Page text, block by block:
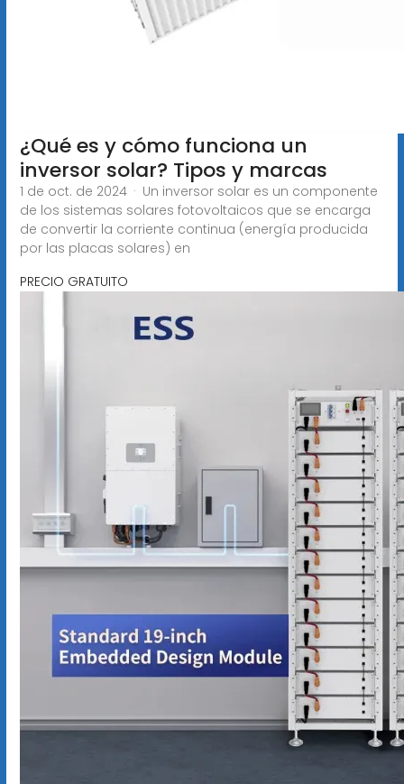
¿Qué es y cómo funciona un
inversor solar? Tipos y marcas
1 de oct. de 2024 · Un inversor solar es un componente
de los sistemas solares fotovoltaicos que se encarga
de convertir la corriente continua (energía producida
por las placas solares) en
PRECIO GRATUITO